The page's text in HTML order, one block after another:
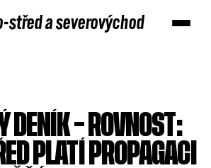
střed a severovýchod
DENÍK – ROVNOST:
PLATÍ PROPAGACI